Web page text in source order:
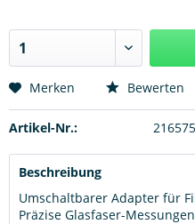
Merken Bewerten
Artikel-Nr.: 216575
Beschreibung
Umschaltbarer Adapter für
Präzise Glasfaser-